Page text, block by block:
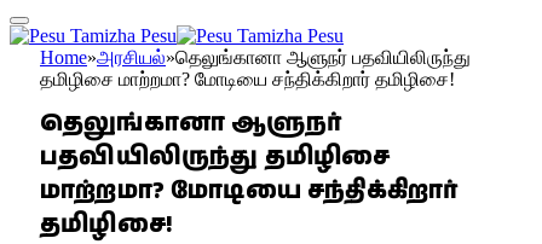
Home»அரசியல்»தெலுங்கானா ஆளுநர் பதவியிலிருந்து
தமிழிசை மாற்றமா? மோடியை சந்திக்கிறார் தமிழிசை!
தெலுங்கானா ஆளுநர்
பதவியிலிருந்து தமிழிசை
மாற்றமா? மோடியை சந்திக்கிறார்
தமிழிசை!